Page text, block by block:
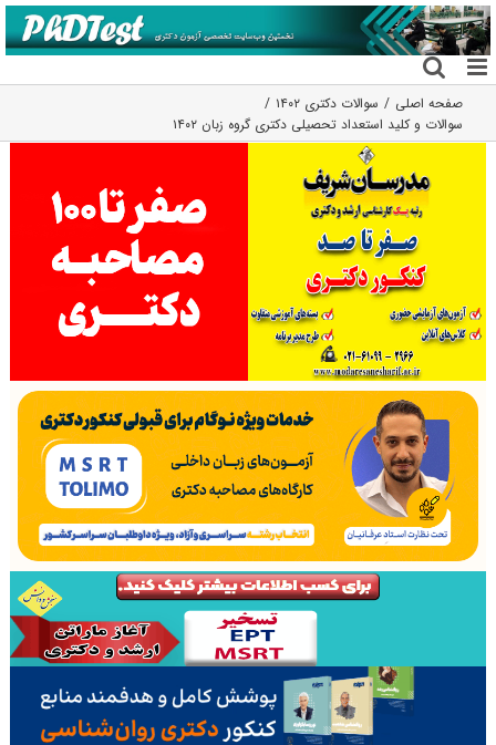
رفتن
به
محتوا
صفحه اصلی
سوالات دکتری ۱۴۰۲
سوالات و کلید استعداد تحصیلی دکتری گروه زبان ۱۴۰۲